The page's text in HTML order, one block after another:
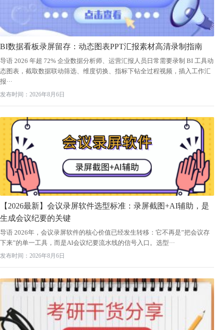
BI数据看板录屏留存：动态图表PPT汇报素材高清录制指南
导语 2026 年超 72% 企业数据分析师、运营汇报人员日常需要录制 BI 工具动
态图表，截取数据联动筛选、维度切换、指标下钻全过程视频，插入工作汇
报···
发布时间：2026年8月6日
【2026最新】会议录屏软件选型标准：录屏截图+AI辅助，是
生成会议纪要的关键
导语 2026年，会议录屏软件的核心价值已经发生转移：它不再是”把会议存
下来”的单一工具，而是AI会议纪要流水线的信号入口。选型···
发布时间：2026年8月6日